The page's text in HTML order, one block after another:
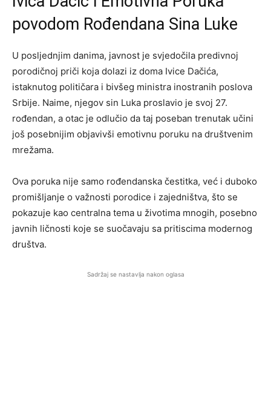
povodom Rođendana Sina Luke
U posljednjim danima, javnost je svjedočila predivnoj
porodičnoj priči koja dolazi iz doma Ivice Dačića,
istaknutog političara i bivšeg ministra inostranih poslova
Srbije. Naime, njegov sin Luka proslavio je svoj 27.
rođendan, a otac je odlučio da taj poseban trenutak učini
još posebnijim objavivši emotivnu poruku na društvenim
mrežama.
Ova poruka nije samo rođendanska čestitka, već i duboko
promišljanje o važnosti porodice i zajedništva, što se
pokazuje kao centralna tema u životima mnogih, posebno
javnih ličnosti koje se suočavaju sa pritiscima modernog
društva.
Sadržaj se nastavlja nakon oglasa